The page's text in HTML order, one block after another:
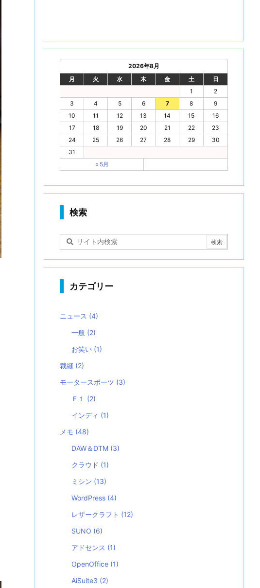
2026年8月
月
火 水 木 金 土
日
1
2
3
4 5 6 7 8
9
10
11 12 13 14 15
16
17
18 19 20 21 22
23
24
25 26 27 28 29
30
31
« 5月
検索
カテゴリー
ニュース (4)
一般 (2)
お笑い (1)
裁縫 (2)
モータースポーツ (3)
Ｆ１ (2)
インディ (1)
メモ (48)
DAW＆DTM (3)
クラウド (1)
ミシン (13)
WordPress (4)
レザークラフト (12)
SUNO (6)
アドセンス (1)
OpenOffice (1)
AiSuite3 (2)